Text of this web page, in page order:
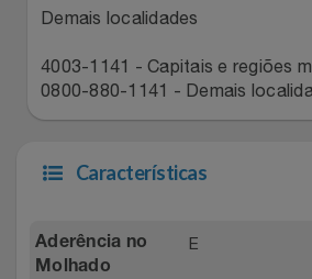
Saúde E Bem-Estar
Utilidades Industriais
Vestuário
The Bar
Top Store
Três Corações
Weconnect
Demais localidades
4003-1141 - Capitais e regiões
0800-880-1141 - Demais
Características
Aderência no
Molhado
E